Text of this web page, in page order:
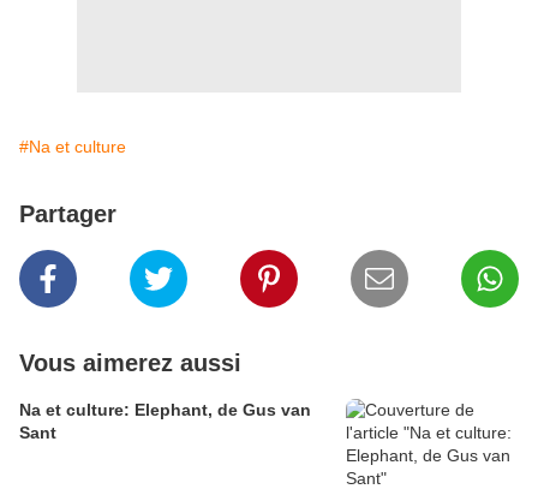
#Na et culture
Partager
Vous aimerez aussi
Na et culture: Elephant, de Gus van
Sant